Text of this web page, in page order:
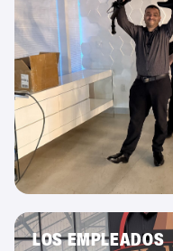
LOS EMPLEADOS